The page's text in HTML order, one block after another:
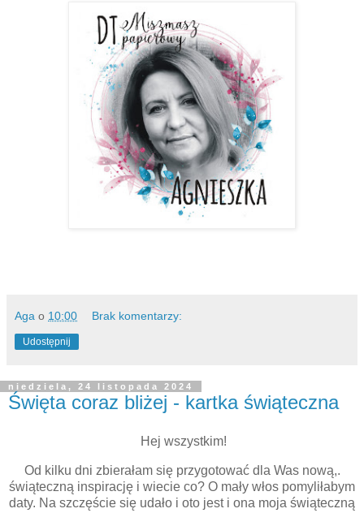
Aga o 10:00 Brak komentarzy:
Udostępnij
niedziela, 24 listopada 2024
Święta coraz bliżej - kartka świąteczna
Hej wszystkim!
Od kilku dni zbierałam się przygotować dla Was nową,.
świąteczną inspirację i wiecie co? O mały włos pomyliłabym
daty. Na szczęście się udało i oto jest i ona moja świąteczną